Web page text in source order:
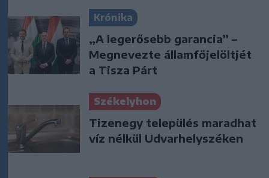
Krónika
„A legerősebb garancia” –
Megnevezte államfőjelöltjét
a Tisza Párt
Székelyhon
Tizenegy település maradhat
víz nélkül Udvarhelyszéken